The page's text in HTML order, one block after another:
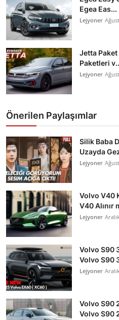
Egea Eas...
Lejyoner
Jetta Paket
Paketleri
Lejyoner
Önerilen Paylaşımlar
Silik Baba
Uzayda
Lejyoner
Volvo V40
V40 Alınır
Lejyoner
Volvo S90
Volvo S90
Lejyoner
Volvo S90
Volvo S90